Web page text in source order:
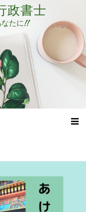
政書士
たに!!